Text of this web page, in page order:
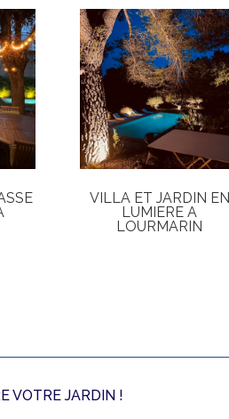
VILLA ET JARDIN EN
LUMIERE A
LOURMARIN
VOTRE JARDIN !